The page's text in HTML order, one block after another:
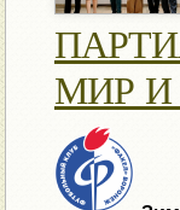
МИР И